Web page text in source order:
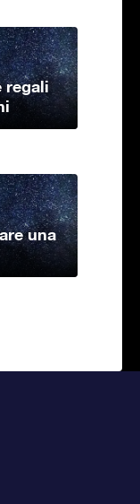
regali
una